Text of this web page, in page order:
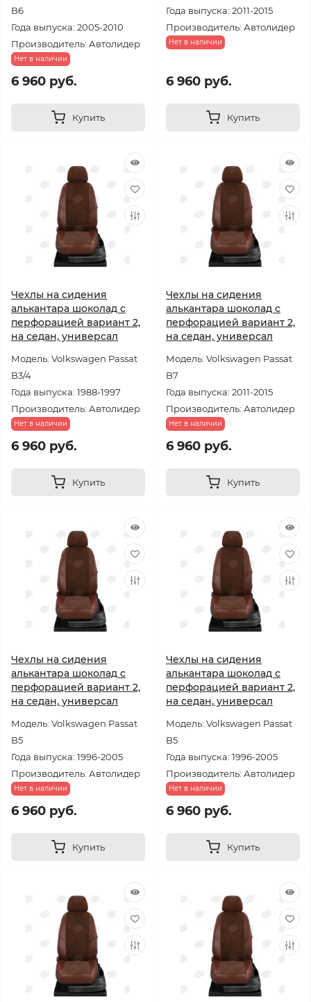
B6
Года выпуска: 2005-2010
Производитель: Автолидер
Нет в наличии
6 960 руб.
Купить
Года выпуска: 2011-2015
Производитель: Автолидер
Нет в наличии
6 960 руб.
Купить
Чехлы на сидения
алькантара шоколад с
перфорацией вариант 2,
на седан, универсал
Модель: Volkswagen Passat
B3/4
Года выпуска: 1988-1997
Производитель: Автолидер
Нет в наличии
6 960 руб.
Купить
Чехлы на сидения
алькантара шоколад с
перфорацией вариант 2,
на седан, универсал
Модель: Volkswagen Passat
B7
Года выпуска: 2011-2015
Производитель: Автолидер
Нет в наличии
6 960 руб.
Купить
Чехлы на сидения
алькантара шоколад с
перфорацией вариант 2,
на седан, универсал
Модель: Volkswagen Passat
B5
Года выпуска: 1996-2005
Производитель: Автолидер
Нет в наличии
6 960 руб.
Купить
Чехлы на сидения
алькантара шоколад с
перфорацией вариант 2,
на седан, универсал
Модель: Volkswagen Passat
B5
Года выпуска: 1996-2005
Производитель: Автолидер
Нет в наличии
6 960 руб.
Купить